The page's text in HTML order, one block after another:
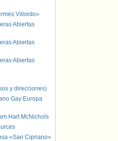
Villordo»
Abiertas
Abiertas
Abiertas
y direcciones)
Gay Europa
Hart McNichols
«San Cipriano»